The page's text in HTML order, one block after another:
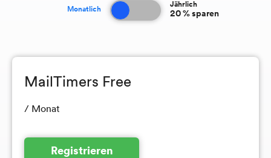
Monatlich
Jährlich
20 % sparen
MailTimers Free
/ Monat
Registrieren